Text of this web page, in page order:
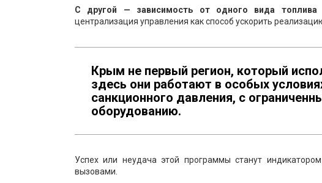
С другой — зависимость от одного вида топлива
централизация управления как способ ускорить
Крым не первый регион, который
здесь они работают в особых
санкционного давления, с
оборудованию.
Успех или неудача этой программы станут
вызовами.